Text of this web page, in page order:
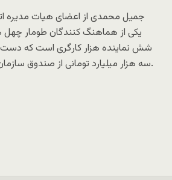
جمیل محمدی از اعضای هیات مدیره
یکی از هماهنگ کنندگان طومار چهل
شش نماینده هزار کارگری است که
سه هزار میلیارد تومانی از صندوق سازمان تامین اجتماعی زده‌اند.